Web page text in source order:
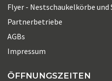
Flyer - Nestschaukelkörbe
Partnerbetriebe
AGBs
Impressum
ÖFFNUNGSZEITEN